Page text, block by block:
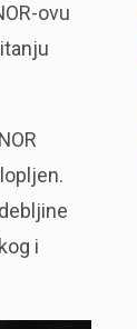
ovu
i